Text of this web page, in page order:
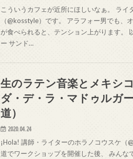
こういうカフェが近所にほしいなぁ。 ライ
（@kosstyle）です。 アラフォー男でも、
が食べられると、テンション上がります。
ー サンド…
生のラテン音楽とメキシ
ダ・デ・ラ・マドゥルガ
道）
2020.04.24
¡Hola! 講師・ライターのホラノコウスケ（
道でワークショップを開催した後、 みんな